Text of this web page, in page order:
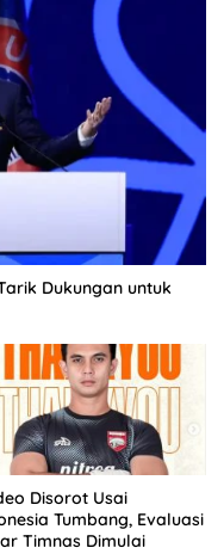
Dukungan untuk
Disorot Usai
Tumbang, Evaluasi
Timnas Dimulai